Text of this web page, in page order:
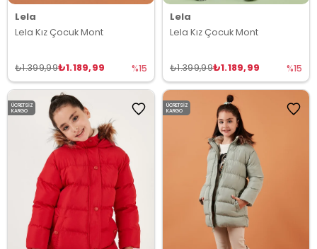
Lela
Lela Kız Çocuk Mont
₺1.189,99
₺1.399,99 %15
Lela
Lela Kız Çocuk Mont
₺1.189,99
₺1.399,99 %15
ÜCRETSIZ
KARGO
ÜCRETSIZ
KARGO